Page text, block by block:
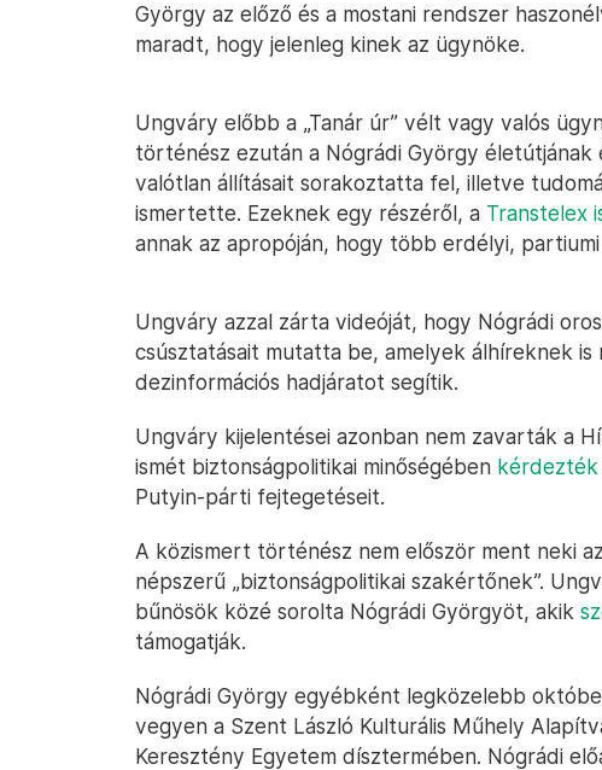
György az előző és a mostani rendszer
maradt, hogy jelenleg kinek az ügynöke.
Ungváry előbb a „Tanár úr” vélt vagy valós
történész ezután a Nógrádi György életútjának
valótlan állításait sorakoztatta fel, illetve
ismertette. Ezeknek egy részéről, a Transtelex
annak az apropóján, hogy több erdélyi,
Ungváry azzal zárta videóját, hogy Nógrádi
csúsztatásait mutatta be, amelyek álhíreknek
dezinformációs hadjáratot segítik.
Ungváry kijelentései azonban nem zavarták a
ismét biztonságpolitikai minőségében kérdezték
Putyin-párti fejtegetéseit.
A közismert történész nem először ment neki
népszerű „biztonságpolitikai szakértőnek”.
bűnösök közé sorolta Nógrádi Györgyöt, akik
támogatják.
Nógrádi György egyébként legközelebb
vegyen a Szent László Kulturális Műhely
Keresztény Egyetem dísztermében. Nógrádi